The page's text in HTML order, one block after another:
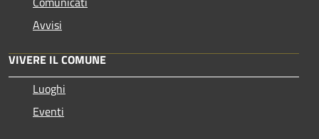
Avvisi
VIVERE IL COMUNE
Luoghi
Eventi